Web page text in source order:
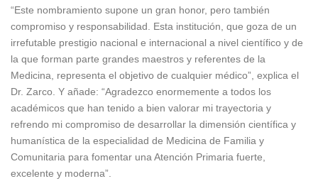
“Este nombramiento supone un gran honor, pero también
compromiso y responsabilidad. Esta institución, que goza de un
irrefutable prestigio nacional e internacional a nivel científico y de
la que forman parte grandes maestros y referentes de la
Medicina, representa el objetivo de cualquier médico”, explica el
Dr. Zarco. Y añade: “Agradezco enormemente a todos los
académicos que han tenido a bien valorar mi trayectoria y
refrendo mi compromiso de desarrollar la dimensión científica y
humanística de la especialidad de Medicina de Familia y
Comunitaria para fomentar una Atención Primaria fuerte,
excelente y moderna”.